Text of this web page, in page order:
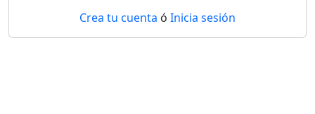
Crea tu cuenta ó Inicia sesión